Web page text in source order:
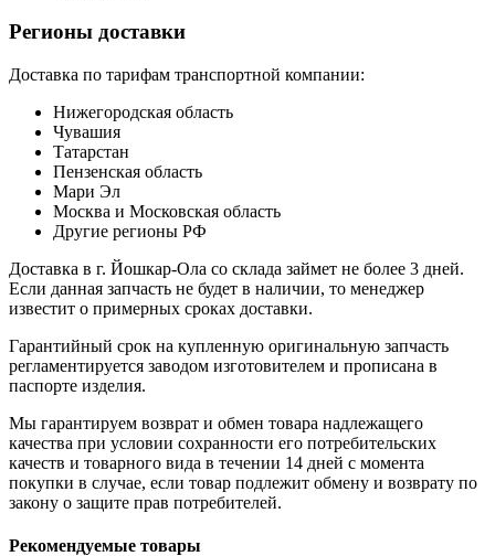
Регионы доставки
Доставка по тарифам транспортной компании:
Нижегородская область
Чувашия
Татарстан
Пензенская область
Мари Эл
Москва и Московская область
Другие регионы РФ
Доставка в г. Йошкар-Ола со склада займет не более 3 дней.
Если данная запчасть не будет в наличии, то менеджер
известит о примерных сроках доставки.
Гарантийный срок на купленную оригинальную запчасть
регламентируется заводом изготовителем и прописана в
паспорте изделия.
Мы гарантируем возврат и обмен товара надлежащего
качества при условии сохранности его потребительских
качеств и товарного вида в течении 14 дней с момента
покупки в случае, если товар подлежит обмену и возврату по
закону о защите прав потребителей.
Рекомендуемые товары